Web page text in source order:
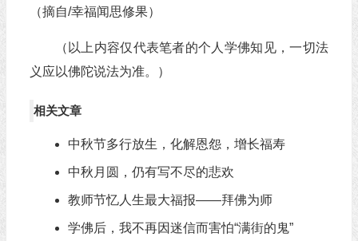
（摘自/幸福闻思修果）
（以上内容仅代表笔者的个人学佛知见，一切法
义应以佛陀说法为准。）
相关文章
中秋节多行放生，化解恩怨，增长福寿
中秋月圆，仍有写不尽的悲欢
教师节忆人生最大福报——拜佛为师
学佛后，我不再因迷信而害怕“满街的鬼”